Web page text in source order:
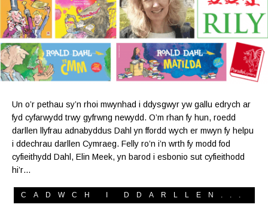
Un o’r pethau sy’n rhoi mwynhad i ddysgwyr yw gallu edrych ar
fyd cyfarwydd trwy gyfrwng newydd. O’m rhan fy hun, roedd
darllen llyfrau adnabyddus Dahl yn ffordd wych er mwyn fy helpu
i ddechrau darllen Cymraeg. Felly ro’n i’n wrth fy modd fod
cyfieithydd Dahl, Elin Meek, yn barod i esbonio sut cyfieithodd
hi’r…
CADWCH I DDARLLEN...